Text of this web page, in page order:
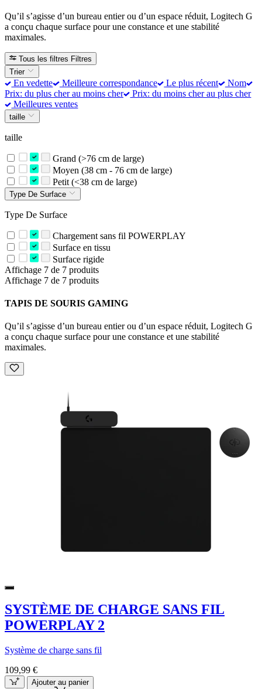
Qu’il s’agisse d’un bureau entier ou d’un espace réduit, Logitech G
a conçu chaque surface pour une constance et une stabilité
maximales.
Tous les filtres Filtres
Trier
En vedette Meilleure correspondance Le plus récent
Nom
Prix: du plus cher au moins cher
Prix: du moins cher au plus cher
Meilleures ventes
taille
taille
Grand (>76 cm de large)
Moyen (38 cm - 76 cm de large)
Petit (<38 cm de large)
Type De Surface
Type De Surface
Chargement sans fil POWERPLAY
Surface en tissu
Surface rigide
Affichage 7 de 7 produits
Affichage 7 de 7 produits
TAPIS DE SOURIS GAMING
Qu’il s’agisse d’un bureau entier ou d’un espace réduit, Logitech G
a conçu chaque surface pour une constance et une stabilité
maximales.
SYSTÈME DE CHARGE SANS FIL
POWERPLAY 2
Système de charge sans fil
109,99 €
Ajouter au panier